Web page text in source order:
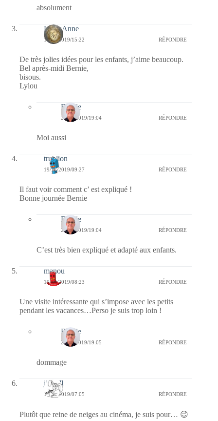
absolument
LylouAnne
19/12/2019/15:22 RÉPONDRE
De très jolies idées pour les enfants, j’aime beaucoup.
Bel après-midi Bernie,
bisous.
Lylou
Bernie
20/12/2019/19:04 RÉPONDRE
Moi aussi
trublion
19/12/2019/09:27 RÉPONDRE
Il faut voir comment c’ est expliqué !
Bonne journée Bernie
Bernie
20/12/2019/19:04 RÉPONDRE
C’est très bien expliqué et adapté aux enfants.
manou
19/12/2019/08:23 RÉPONDRE
Une visite intéressante qui s’impose avec les petits
pendant les vacances…Perso je suis trop loin !
Bernie
20/12/2019/19:05 RÉPONDRE
dommage
jill bill
19/12/2019/07:05 RÉPONDRE
Plutôt que reine de neiges au cinéma, je suis pour… 😉